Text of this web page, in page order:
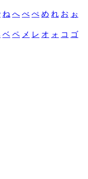
ね へ べ ぺ め れ お ぉ
ベ ペ メ レ オ ォ コ ゴ